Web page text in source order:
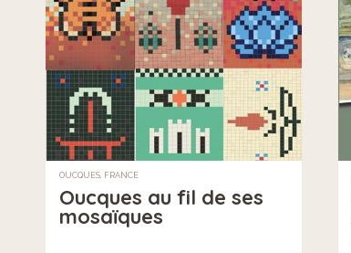
OUCQUES, FRANCE
Oucques au fil de ses
mosaïques